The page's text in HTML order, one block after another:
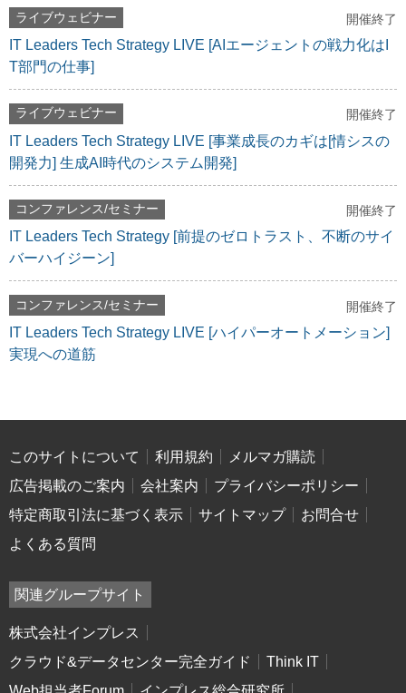
ライブウェビナー 開催終了
IT Leaders Tech Strategy LIVE [AIエージェントの戦力化はI
T部門の仕事]
ライブウェビナー 開催終了
IT Leaders Tech Strategy LIVE [事業成長のカギは[情シスの
開発力] 生成AI時代のシステム開発]
コンファレンス/セミナー 開催終了
IT Leaders Tech Strategy [前提のゼロトラスト、不断のサイ
バーハイジーン]
コンファレンス/セミナー 開催終了
IT Leaders Tech Strategy LIVE [ハイパーオートメーション]
実現への道筋
このサイトについて 利用規約
メルマガ購読
広告掲載のご案内
会社案内
プライバシーポリシー
特定商取引法に基づく表示
サイトマップ
お問合せ
よくある質問
関連グループサイト
株式会社インプレス
クラウド&データセンター完全ガイド
Think IT